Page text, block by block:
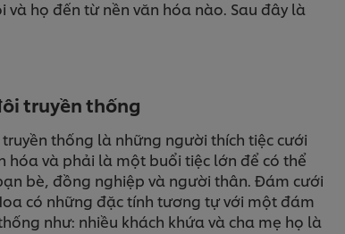
họ đến từ nền văn hóa nào. Sau đây là
truyền thống
thống là những người thích tiệc cưới
hóa và phải là một buổi tiệc lớn để có thể
bè, đồng nghiệp và người thân. Đám cưới
có những đặc tính tương tự với một đám
như: nhiều khách khứa và cha mẹ họ là